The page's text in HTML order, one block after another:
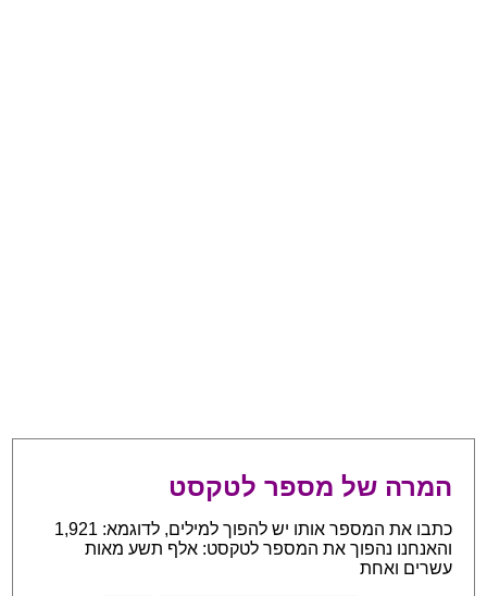
המרה של מספר לטקסט
כתבו את המספר אותו יש להפוך למילים, לדוגמא: 1,921
והאנחנו נהפוך את המספר לטקסט: אלף תשע מאות
עשרים ואחת